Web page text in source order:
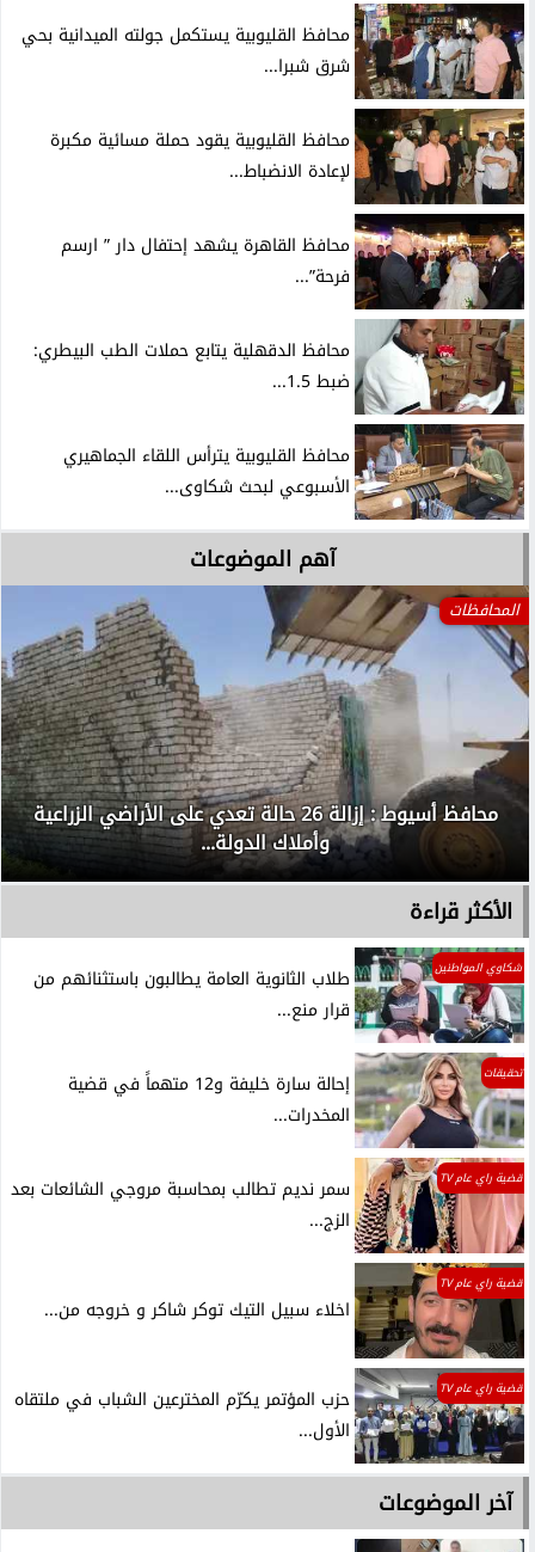
محافظ القليوبية يستكمل جولته الميدانية بحي
شرق شبرا...
محافظ القليوبية يقود حملة مسائية مكبرة
لإعادة الانضباط...
محافظ القاهرة يشهد إحتفال دار ” ارسم
فرحة”...
محافظ الدقهلية يتابع حملات الطب البيطري:
ضبط 1.5...
محافظ القليوبية يترأس اللقاء الجماهيري
الأسبوعي لبحث شكاوى...
آهم الموضوعات
المحافظات
محافظ أسيوط : إزالة 26 حالة تعدي على الأراضي الزراعية
وأملاك الدولة...
الأكثر قراءة
شكاوي المواطنين
طلاب الثانوية العامة يطالبون باستثنائهم من
قرار منع...
تحقيقات
إحالة سارة خليفة و12 متهماً في قضية
المخدرات...
قضية راي عام TV
سمر نديم تطالب بمحاسبة مروجي الشائعات بعد
الزج...
قضية راي عام TV
اخلاء سبيل التيك توكر شاكر و خروجه من...
قضية راي عام TV
حزب المؤتمر يكرّم المخترعين الشباب في ملتقاه
الأول...
آخر الموضوعات